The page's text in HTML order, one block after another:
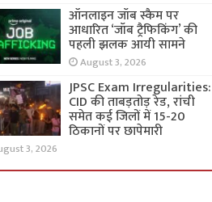
ऑनलाइन जॉब स्कैम पर
आधारित ‘जॉब ट्रैफिकिंग’ की
पहली झलक आयी सामने
August 3, 2026
JPSC Exam Irregularities:
CID की ताबड़तोड़ रेड, रांची
समेत कई जिलों में 15-20
ठिकानों पर छापेमारी
3, 2026